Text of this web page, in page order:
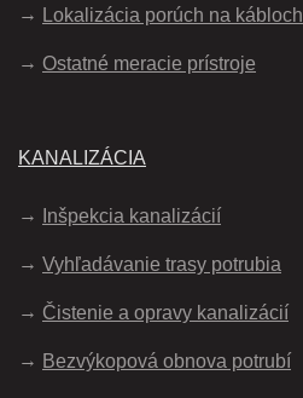
Lokalizácia porúch na kábloch
Ostatné meracie prístroje
KANALIZÁCIA
Inšpekcia kanalizácií
Vyhľadávanie trasy potrubia
Čistenie a opravy kanalizácií
Bezvýkopová obnova potrubí